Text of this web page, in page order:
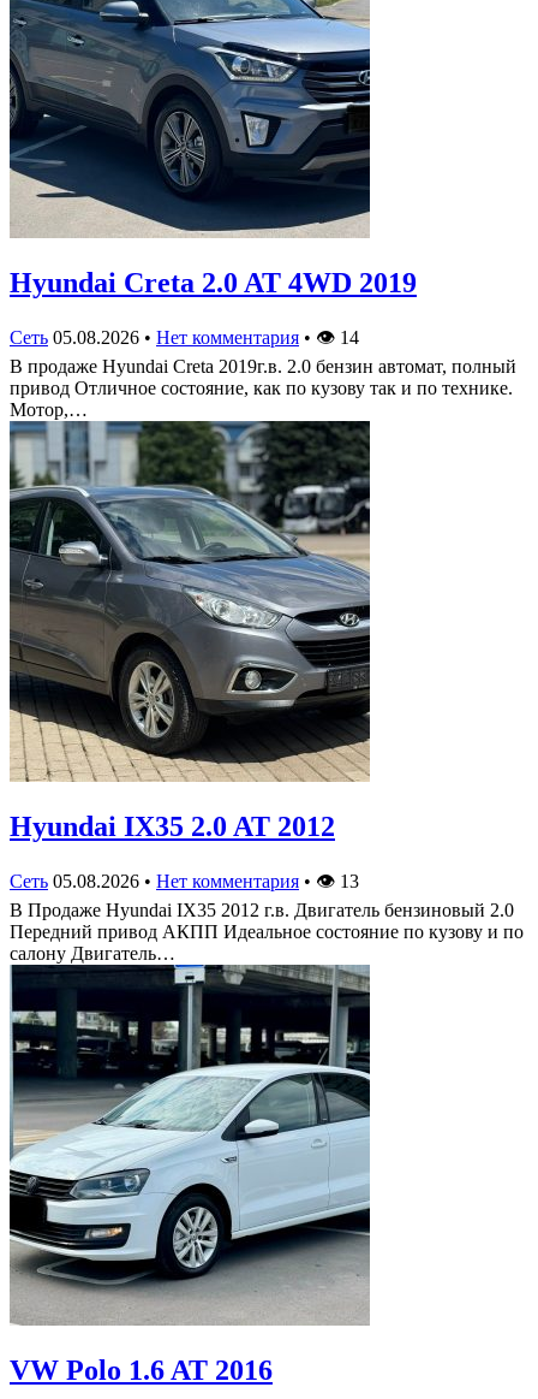
Hyundai Creta 2.0 AT 4WD 2019
Сеть 05.08.2026 • Нет комментария • 👁 14
В продаже Hyundai Creta 2019г.в. 2.0 бензин автомат, полный
привод Отличное состояние, как по кузову так и по технике.
Мотор,…
Hyundai IX35 2.0 AT 2012
Сеть 05.08.2026 • Нет комментария • 👁 13
В Продаже Hyundai IX35 2012 г.в. Двигатель бензиновый 2.0
Передний привод АКПП Идеальное состояние по кузову и по
салону Двигатель…
VW Polo 1.6 AT 2016